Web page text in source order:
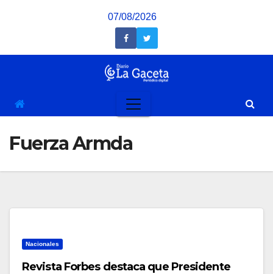
07/08/2026
Fuerza Armda
Nacionales
Revista Forbes destaca que Presidente